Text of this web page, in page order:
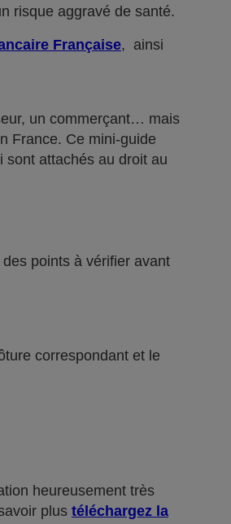
risque aggravé de santé.
Française, ainsi
un commerçant… mais
France. Ce mini-guide
sont attachés au droit au
points à vérifier avant
correspondant et le
heureusement très
plus téléchargez la